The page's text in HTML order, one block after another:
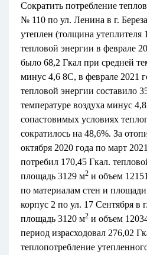
Сократить потребление
№ 110 по ул. Ленина в г.
утеплен (толщина утеплителя
тепловой энергии в феврале
было 68,2 Гкал при средней
минус 4,6 8С, в феврале 2021
тепловой энергии составило
температуре воздуха минус
сопастовимых условиях
сократилось на 48,6%. За
октября 2020 года по март
потребил 170,45 Гкал.
площадь 3129 м2 и объем
по материалам стен и
корпус 2 по ул. 17 Сентября в
площадь 3120 м2 и объем
период израсходовал 276,02
теплопотребление